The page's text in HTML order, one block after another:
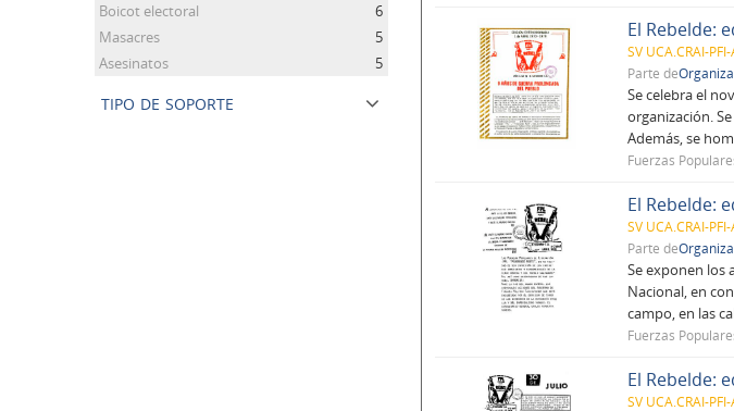
Boicot electoral
6
Masacres
5
Asesinatos
5
tipo de soporte
El Rebelde:
SV UCA.CRAI-
Parte de
Se celebra el
organización.
Además, se
Fuerzas
El Rebelde:
SV UCA.CRAI-
Parte de
Se exponen los
Nacional, en
campo, en las
Fuerzas
El Rebelde:
SV UCA.CRAI-